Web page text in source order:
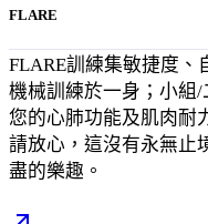
FLARE
FLARE訓練集敏捷度、
機械訓練於一身；小組
您的心肺功能及肌肉耐
請放心，這沒有永無止
盡的樂趣。